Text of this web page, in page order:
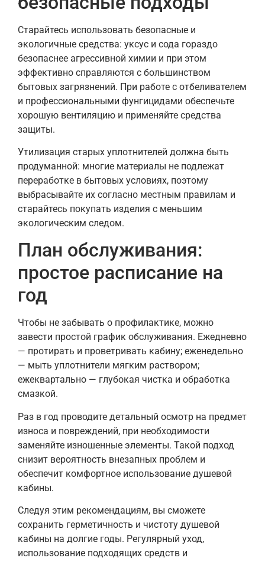
Старайтесь использовать безопасные и
экологичные средства: уксус и сода гораздо
безопаснее агрессивной химии и при этом
эффективно справляются с большинством
бытовых загрязнений. При работе с отбеливателем
и профессиональными фунгицидами обеспечьте
хорошую вентиляцию и применяйте средства
защиты.
Утилизация старых уплотнителей должна быть
продуманной: многие материалы не подлежат
переработке в бытовых условиях, поэтому
выбрасывайте их согласно местным правилам и
старайтесь покупать изделия с меньшим
экологическим следом.
План обслуживания:
простое расписание на
год
Чтобы не забывать о профилактике, можно
завести простой график обслуживания. Ежедневно
— протирать и проветривать кабину; еженедельно
— мыть уплотнители мягким раствором;
ежеквартально — глубокая чистка и обработка
смазкой.
Раз в год проводите детальный осмотр на предмет
износа и повреждений, при необходимости
заменяйте изношенные элементы. Такой подход
снизит вероятность внезапных проблем и
обеспечит комфортное использование душевой
кабины.
Следуя этим рекомендациям, вы сможете
сохранить герметичность и чистоту душевой
кабины на долгие годы. Регулярный уход,
использование подходящих средств и